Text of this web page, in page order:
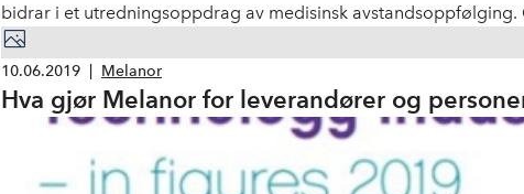
bidrar i et utredningsoppdrag av medisinsk
omsorgsdepartementet. Arbeidet består i å utarbeide en plan
tilpasninger av nasjonale virkemidler og rammeverk for å
10.06.2019 Melanor
Hva gjør Melanor for leverandører og